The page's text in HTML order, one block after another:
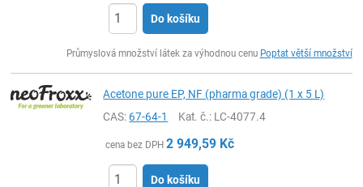
Do košíku
Průmyslová množství látek za výhodnou cenu Poptat větší množství
Acetone pure EP, NF (pharma grade) (1 x 5 L)
CAS:67-64-1 Kat. č.: LC-4077.4
cena bez DPH 2 949,59 Kč
Do košíku